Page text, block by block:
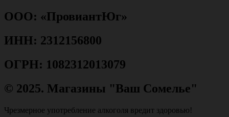
ООО: «ПровиантЮг»
ИНН: 2312156800
ОГРН: 1082312013079
© 2025. Магазины "Ваш Сомелье"
Чрезмерное употребление алкоголя вредит здоровью!